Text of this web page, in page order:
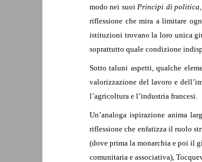
modo nei suoi Principi di politica
riflessione che mira a limitare
istituzioni trovano la loro unica
soprattutto quale condizione
Sotto taluni aspetti, qualche
valorizzazione del lavoro e
l’agricoltura e l’industria francesi.
Un’analoga ispirazione anima
riflessione che enfatizza il ruolo
(dove prima la monarchia e poi il
comunitaria e associativa),